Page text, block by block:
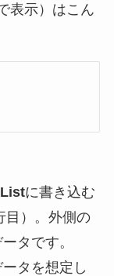
表示）はこん
に書き込む
目）。外側の
タです。
タを想定し